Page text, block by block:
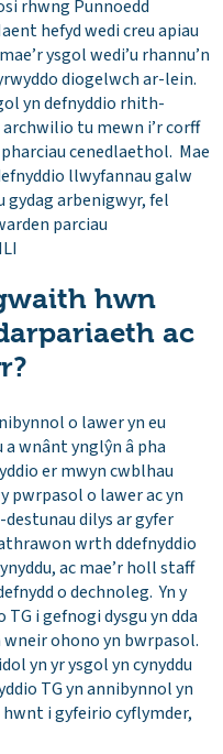
rhwng Punnoedd
hefyd wedi creu apiau
ysgol wedi’u rhannu’n
diogelwch ar-lein.
yn defnyddio rhith-
tu mewn i’r corff
cenedlaethol. Mae
llwyfannau galw
gydag arbenigwyr, fel
parciau
hwn
ac
o lawer yn eu
a wnânt ynglŷn â pha
er mwyn cwblhau
pwrpasol o lawer ac yn
destunau dilys ar gyfer
wrth ddefnyddio
ac mae’r holl staff
o dechnoleg. Yn y
TG i gefnogi dysgu yn dda
wneir ohono yn bwrpasol.
yn yr ysgol yn cynyddu
TG yn annibynnol yn
i gyfeirio cyflymder,